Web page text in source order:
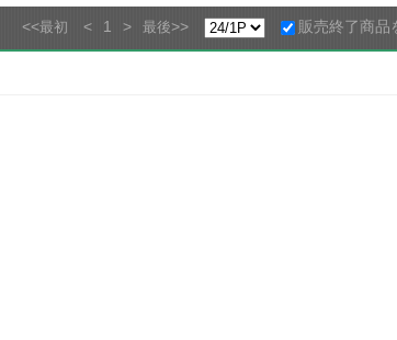
<<最初 < 1 > 最後>> 販売終了商品